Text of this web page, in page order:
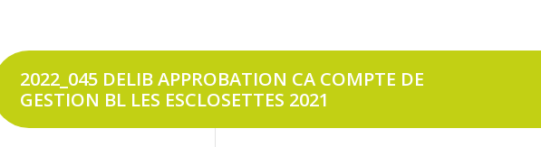
2022_045 DELIB APPROBATION CA COMPTE DE
GESTION BL LES ESCLOSETTES 2021